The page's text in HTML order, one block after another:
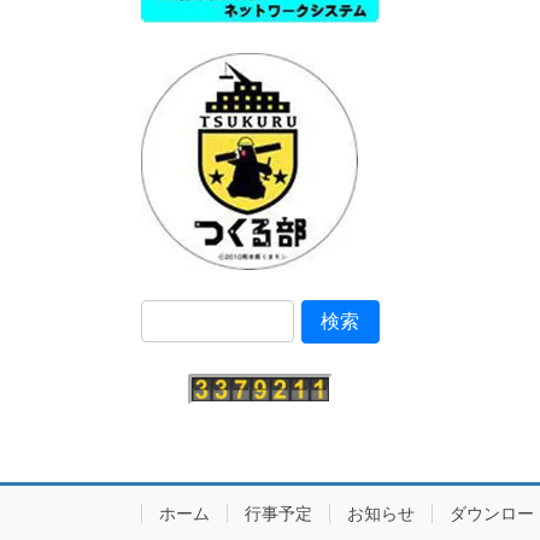
ホーム 行事予定 お知らせ ダウンロー